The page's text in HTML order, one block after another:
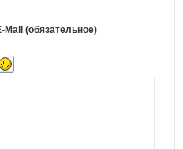
Mail (обязательное)